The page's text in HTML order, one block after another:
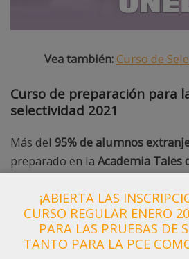
Vea también:Curso de
Curso de preparación para
selectividad 2021
Más del 95% de alumnos
preparado en la Academia Tales
aprobar e ingresar en
universidades en España.
Esta academia se ha convertido
buena preparación en
¡ABIERTA LAS
CURSO REGULAR ENERO
PARA LAS PRUEBAS DE
TANTO PARA LA PCE